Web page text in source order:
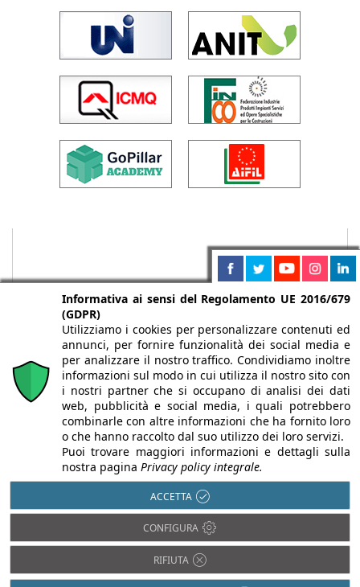
Chi siamo Autori Per la tua pubblicità
Iscriviti alla
newsletter
Infobuild è testata registrata presso il Tribunale di Milano al n° 63
dell’8/3/2013 - ISSN 2282-2267
© 2000-2026 Infoweb srl - P.IVA 13155920153 - Tutti i diritti
riservati |Privacy
Informativa ai sensi del Regolamento UE 2016/679
(GDPR)
Utilizziamo i cookies per personalizzare contenuti ed
annunci, per fornire funzionalità dei social media e
per analizzare il nostro traffico. Condividiamo inoltre
informazioni sul modo in cui utilizza il nostro sito con
i nostri partner che si occupano di analisi dei dati
web, pubblicità e social media, i quali potrebbero
combinarle con altre informazioni che ha fornito loro
o che hanno raccolto dal suo utilizzo dei loro servizi.
Puoi trovare maggiori informazioni e dettagli sulla
nostra pagina Privacy policy integrale.
ACCETTA
CONFIGURA
RIFIUTA